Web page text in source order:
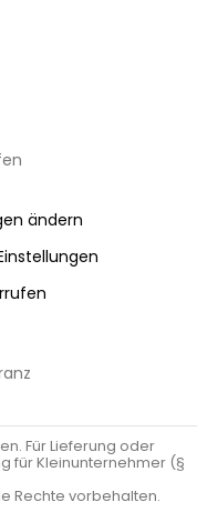
ändern
Für Lieferung oder
für Kleinunternehmer (§
Rechte vorbehalten.